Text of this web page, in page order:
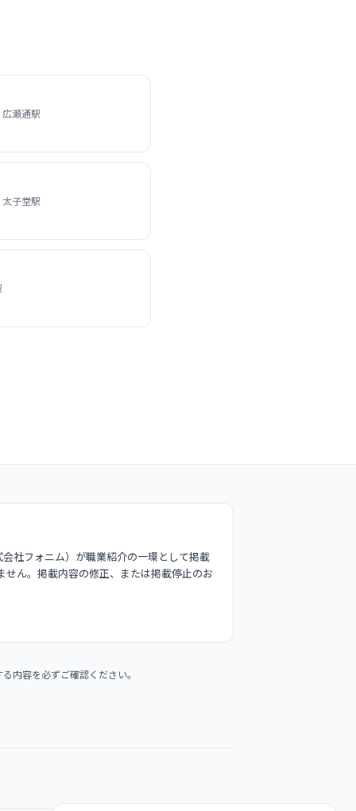
瀬通駅
子堂駅
社フォニム）が職業紹介の一環として掲載
ん。掲載内容の修正、または掲載停止のお
内容を必ずご確認ください。